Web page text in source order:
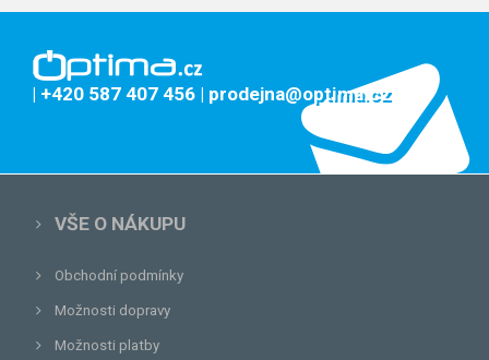
| +420 587 407 456 | prodejna@optima.cz
VŠE O NÁKUPU
Obchodní podmínky
Možnosti dopravy
Možnosti platby